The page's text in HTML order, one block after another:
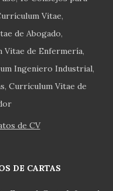
Vitae
de Abogado
Vitae de Enfermería
Ingeniero Industrial
Currículum Vitae de
de CV
DE CARTAS